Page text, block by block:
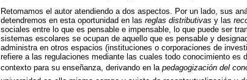
Retomamos el autor atendiendo a dos aspectos. Por un lado, sus
detendremos en esta oportunidad en las reglas distributivas y las
sociales entre lo que es pensable e impensable, lo que puede ser
sistemas escolares se ocupan de aquello que es pensable y
administra en otros espacios (instituciones o corporaciones de
refiere a las regulaciones mediante las cuales todo conocimiento es
contexto para su enseñanza, derivando en la pedagogización del